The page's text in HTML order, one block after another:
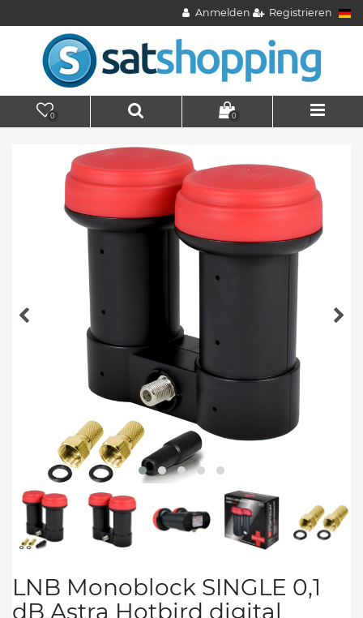
Anmelden Registrieren
0 0
LNB Monoblock SINGLE 0,1
dB Astra Hotbird digital